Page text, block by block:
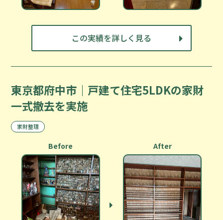
この実績を詳しく見る
東京都府中市｜戸建て住宅5LDKの家財
一式撤去を実施
家財整理
Before After